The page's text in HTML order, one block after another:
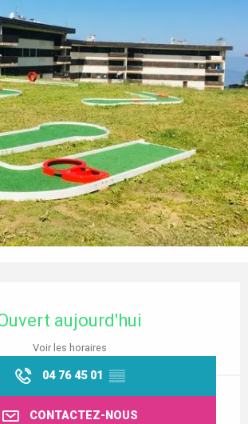
aujourd'hui
Voir les horaires
04 76 45 01 ▒▒
CONTACTEZ-NOUS